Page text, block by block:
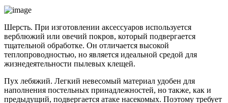
Шерсть. При изготовлении аксессуаров используется
верблюжий или овечий покров, который подвергается
тщательной обработке. Он отличается высокой
теплопроводностью, но является идеальной средой для
жизнедеятельности пылевых клещей.
Пух лебяжий. Легкий невесомый материал удобен для
наполнения постельных принадлежностей, но также, как и
предыдущий, подвергается атаке насекомых. Поэтому требует